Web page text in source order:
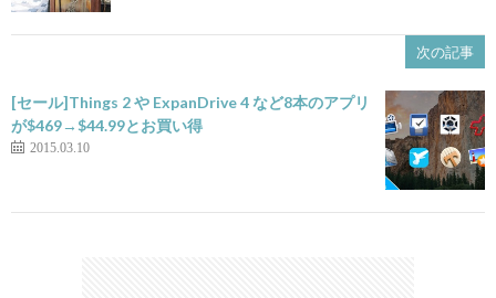
次の記事
[セール]Things 2 や ExpanDrive 4 など8本のアプリ
が$469→$44.99とお買い得
2015.03.10